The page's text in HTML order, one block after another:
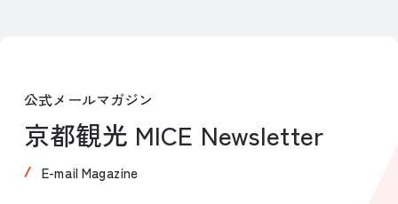
公式メールマガジン
京都観光 MICE Newsletter
E-mail Magazine